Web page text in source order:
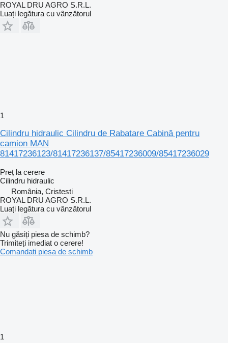
ROYAL DRU AGRO S.R.L.
Luați legătura cu vânzătorul
1
Cilindru hidraulic Cilindru de Rabatare Cabină pentru
camion MAN
81417236123/81417236137/85417236009/85417236029
Preț la cerere
Cilindru hidraulic
România, Cristesti
ROYAL DRU AGRO S.R.L.
Luați legătura cu vânzătorul
Nu găsiți piesa de schimb?
Trimiteți imediat o cerere!
Comandați piesa de schimb
1